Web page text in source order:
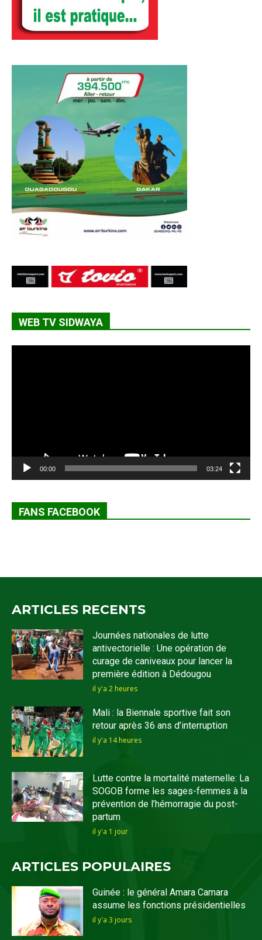
WEB TV SIDWAYA
00:00 03:24
FANS FACEBOOK
ARTICLES RECENTS
Journées nationales de lutte
antivectorielle : Une opération de
curage de caniveaux pour lancer la
première édition à Dédougou
il y'a 2 heures
Mali : la Biennale sportive fait son
retour après 36 ans d’interruption
il y'a 14 heures
Lutte contre la mortalité maternelle: La
SOGOB forme les sages-femmes à la
prévention de l’hémorragie du post-
partum
il y'a 1 jour
ARTICLES POPULAIRES
Guinée : le général Amara Camara
assume les fonctions présidentielles
il y'a 3 jours